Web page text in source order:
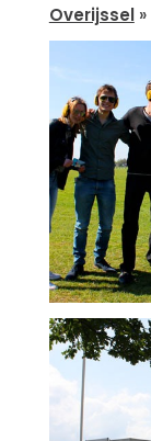
Overijssel»